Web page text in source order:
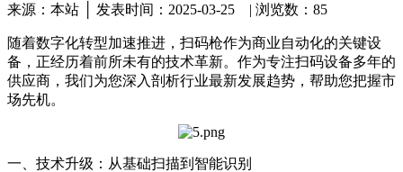
来源：本站 │ 发表时间：2025-03-25 | 浏览数：85
随着数字化转型加速推进，扫码枪作为商业自动化的关键设
备，正经历着前所未有的技术革新。作为专注扫码设备多年的
供应商，我们为您深入剖析行业最新发展趋势，帮助您把握市
场先机。
一、技术升级：从基础扫描到智能识别